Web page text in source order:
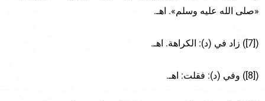
«صلى الله عليه وسلم». اهـ.
([7]) زاد في (د): الكراهة. اهـ.
([8]) وفي (د): فقلت: اهـ.